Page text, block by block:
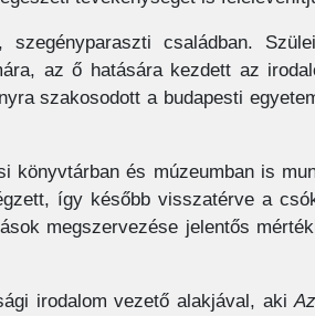
szegényparaszti családban.
az ő hatására kezdett az
szakosodott a budapesti
könyvtárban és múzeumban is
így később visszatérve a
megszervezése jelentős
irodalom vezető alakjával, aki